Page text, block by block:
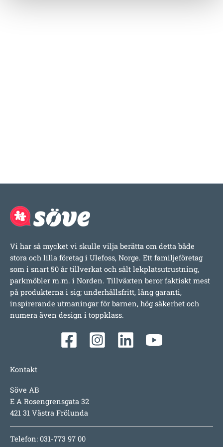
Vi har så mycket vi skulle vilja berätta om detta både
stora och lilla företag i Ulefoss, Norge. Ett familjeföretag
som i snart 50 år tillverkat och sålt lekplatsutrustning,
parkmöbler m.m. i Norden. Tillväxten beror faktiskt mest
på produkterna i sig; underhållsfritt, lång garanti,
inspirerande utmaningar för barnen, hög säkerhet och
numera även design i toppklass.
Kontakt
Söve AB
E A Rosengrensgata 32
421 31 Västra Frölunda
Telefon: 031-773 97 00